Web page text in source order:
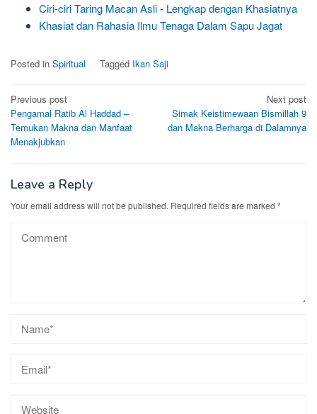
Ciri-ciri Taring Macan Asli - Lengkap dengan Khasiatnya
Khasiat dan Rahasia Ilmu Tenaga Dalam Sapu Jagat
Posted in Spiritual Tagged Ikan Saji
Post
navigation
Previous post
Pengamal Ratib Al Haddad –
Temukan Makna dan Manfaat
Menakjubkan
Next post
Simak Keistimewaan Bismillah 9
dan Makna Berharga di Dalamnya
Leave a Reply
Your email address will not be published. Required fields are marked *